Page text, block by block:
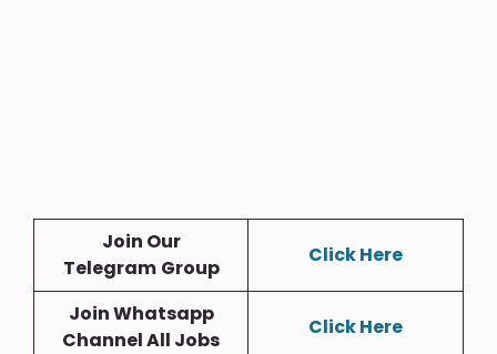
Join Our
Telegram Group
Click Here
Join Whatsapp
Channel All Jobs
Click Here